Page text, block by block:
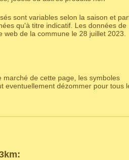
sont variables selon la saison et
qu'à titre indicatif. Les données de
de la commune le 28 juillet 2023.
de cette page, les symboles
eventuellement dézommer pour tous